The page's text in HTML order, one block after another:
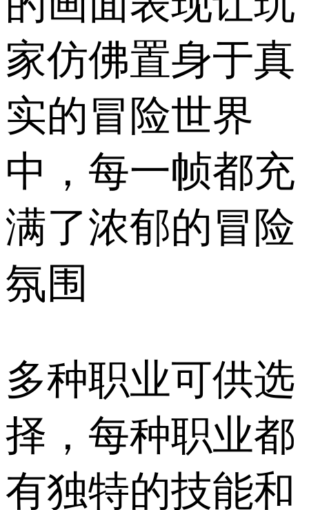
家仿佛置身于真
实的冒险世界
中，每一帧都充
满了浓郁的冒险
氛围
多种职业可供选
择，每种职业都
有独特的技能和